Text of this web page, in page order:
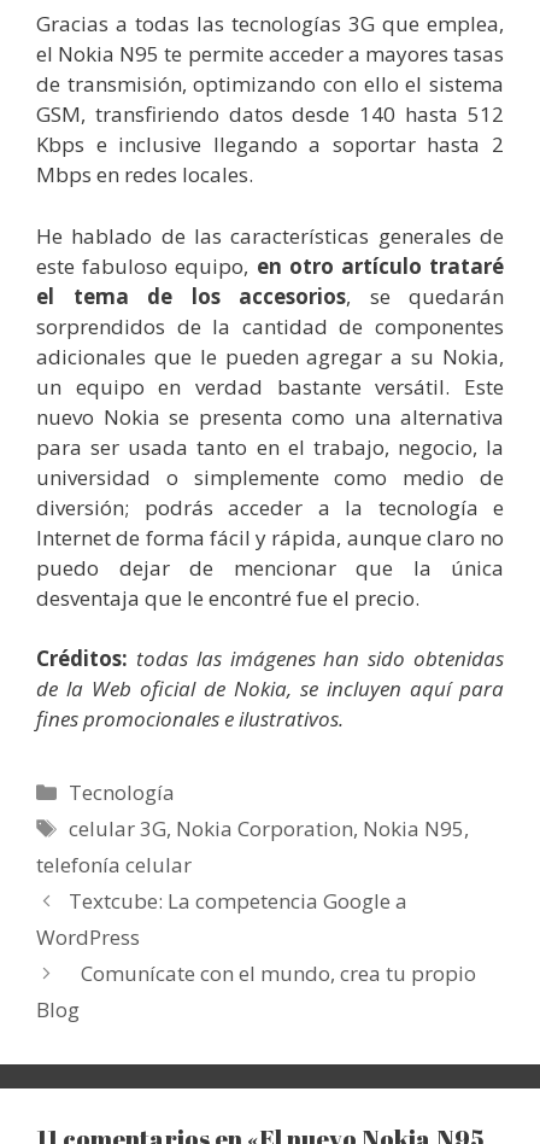
Gracias a todas las tecnologías 3G que emplea,
el Nokia N95 te permite acceder a mayores tasas
de transmisión, optimizando con ello el sistema
GSM, transfiriendo datos desde 140 hasta 512
Kbps e inclusive llegando a soportar hasta 2
Mbps en redes locales.
He hablado de las características generales de
este fabuloso equipo, en otro artículo trataré
el tema de los accesorios, se quedarán
sorprendidos de la cantidad de componentes
adicionales que le pueden agregar a su Nokia,
un equipo en verdad bastante versátil. Este
nuevo Nokia se presenta como una alternativa
para ser usada tanto en el trabajo, negocio, la
universidad o simplemente como medio de
diversión; podrás acceder a la tecnología e
Internet de forma fácil y rápida, aunque claro no
puedo dejar de mencionar que la única
desventaja que le encontré fue el precio.
Créditos: todas las imágenes han sido obtenidas
de la Web oficial de Nokia, se incluyen aquí para
fines promocionales e ilustrativos.
Categorías
Tecnología
Etiquetas
celular 3G, Nokia Corporation, Nokia N95,
telefonía celular
Textcube: La competencia Google a
WordPress
Comunícate con el mundo, crea tu propio
Blog